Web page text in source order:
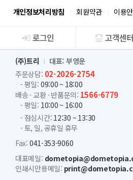
개인정보처리방침 회원약관 이용
회사소개
로그인 고객센터
(주)트리
대표: 부영운
주문상담: 02-2026-2754
- 평일: 09:00 ~ 18:00
배송 · 교환 · 반품문의: 1566-6779
- 평일: 10:00 ~ 16:00
- 점심시간: 12:30 ~ 13:30
- 토, 일, 공휴일 휴무
Fax: 041-353-9060
대표메일:
인쇄시안용메일: